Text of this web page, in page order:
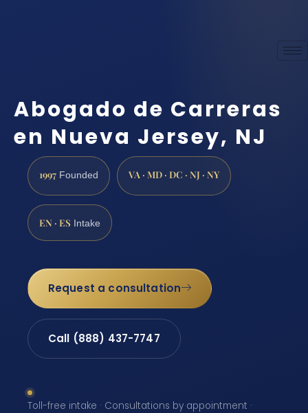
Abogado de Carreras
en Nueva Jersey, NJ
1997 Founded VA · MD · DC · NJ · NY
EN · ES Intake
Request a consultation
Call (888) 437-7747
Toll-free intake · Consultations by appointment ·